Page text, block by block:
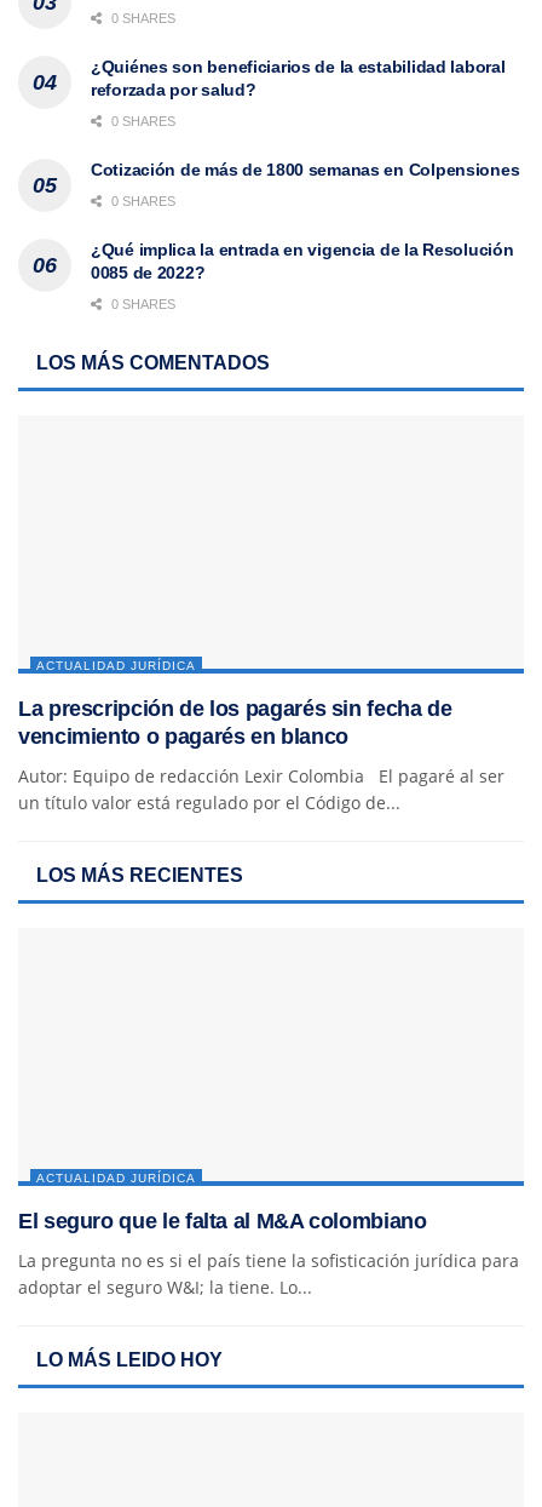
0 SHARES
¿Quiénes son beneficiarios de la estabilidad laboral
reforzada por salud?
0 SHARES
Cotización de más de 1800 semanas en Colpensiones
0 SHARES
¿Qué implica la entrada en vigencia de la Resolución
0085 de 2022?
0 SHARES
LOS MÁS COMENTADOS
ACTUALIDAD JURÍDICA
La prescripción de los pagarés sin fecha de
vencimiento o pagarés en blanco
Autor: Equipo de redacción Lexir Colombia El pagaré al ser
un título valor está regulado por el Código de...
LOS MÁS RECIENTES
ACTUALIDAD JURÍDICA
El seguro que le falta al M&A colombiano
La pregunta no es si el país tiene la sofisticación jurídica para
adoptar el seguro W&I; la tiene. Lo...
LO MÁS LEIDO HOY